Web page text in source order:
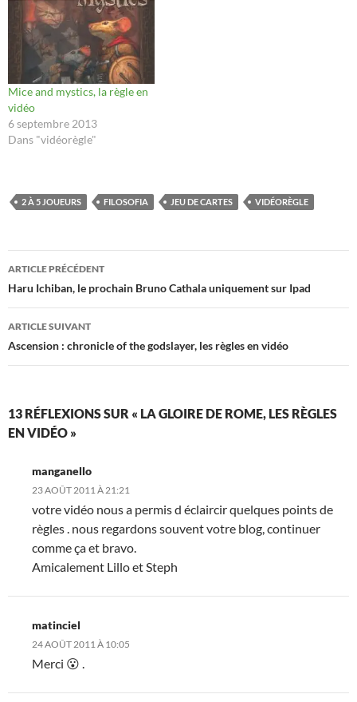
Mice and mystics, la règle en
vidéo
6 septembre 2013
Dans "vidéorègle"
2 À 5 JOUEURS FILOSOFIA JEU DE CARTES VIDÉORÈGLE
Navigation
des
articles
ARTICLE PRÉCÉDENT
Haru Ichiban, le prochain Bruno Cathala uniquement sur Ipad
ARTICLE SUIVANT
Ascension : chronicle of the godslayer, les règles en vidéo
13 RÉFLEXIONS SUR « LA GLOIRE DE ROME, LES RÈGLES
EN VIDÉO »
manganello
23 AOÛT 2011 À 21:21
votre vidéo nous a permis d éclaircir quelques points de
règles . nous regardons souvent votre blog, continuer
comme ça et bravo.
Amicalement Lillo et Steph
matinciel
24 AOÛT 2011 À 10:05
Merci 😮 .